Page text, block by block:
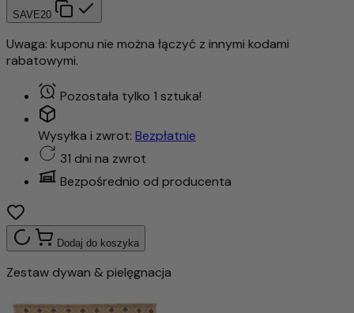
SAVE20
Uwaga: kuponu nie można łączyć z innymi kodami
rabatowymi.
Pozostała tylko 1 sztuka!
Wysyłka i zwrot: Bezpłatnie
31 dni na zwrot
Bezpośrednio od producenta
Dodaj do koszyka
Zestaw dywan & pielęgnacja